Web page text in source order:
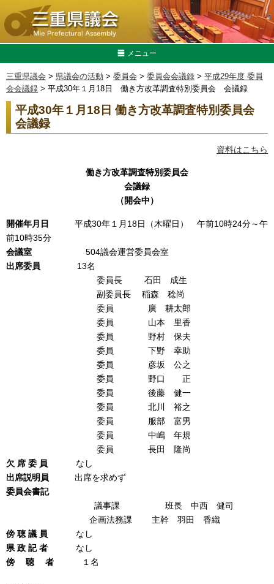
メニュー
三重県議会 > 県議会の活動 > 委員会 > 委員会会議録 > 平成29年度 委員
会会議録 > 平成30年１月18日 働き方改革調査特別委員会 会議録
平成30年１月18日 働き方改革調査特別委員会
会議録
資料はこちら
働き方改革調査特別委員会
会議録
（開会中）
開催年月日
平成30年１月18日（木曜日） 午前10時24分～午
前10時35分
会議室
504議会運営委員会室
出席委員 13名
委員長 石田 成生
副委員長 稲森 稔尚
委員 廣 耕太郎
委員 山本 里香
委員 野村 保夫
委員 下野 幸助
委員 彦坂 公之
委員 野口 正
委員 後藤 健一
委員 北川 裕之
委員 服部 富男
委員 中嶋 年規
委員 長田 隆尚
欠 席 委 員 なし
出席説明員 出席を求めず
委員会書記
議事課 班長 中西 健司
企画法務課 主幹 羽田 香織
傍 聴 議 員 なし
県 政 記 者 なし
傍 聴 者 １名